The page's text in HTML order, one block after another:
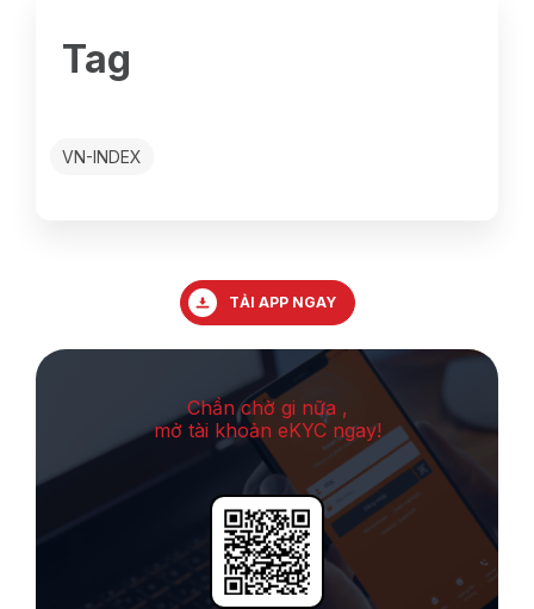
Tag
VN-INDEX
TẢI APP NGAY
Chần chờ gi nữa ,
mở tài khoản eKYC ngay!